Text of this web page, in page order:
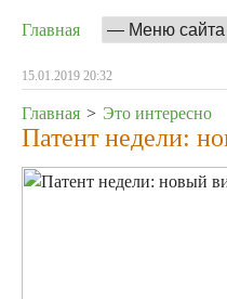
Главная
15.01.2019 20:32
Главная > Это интересно
Патент недели: